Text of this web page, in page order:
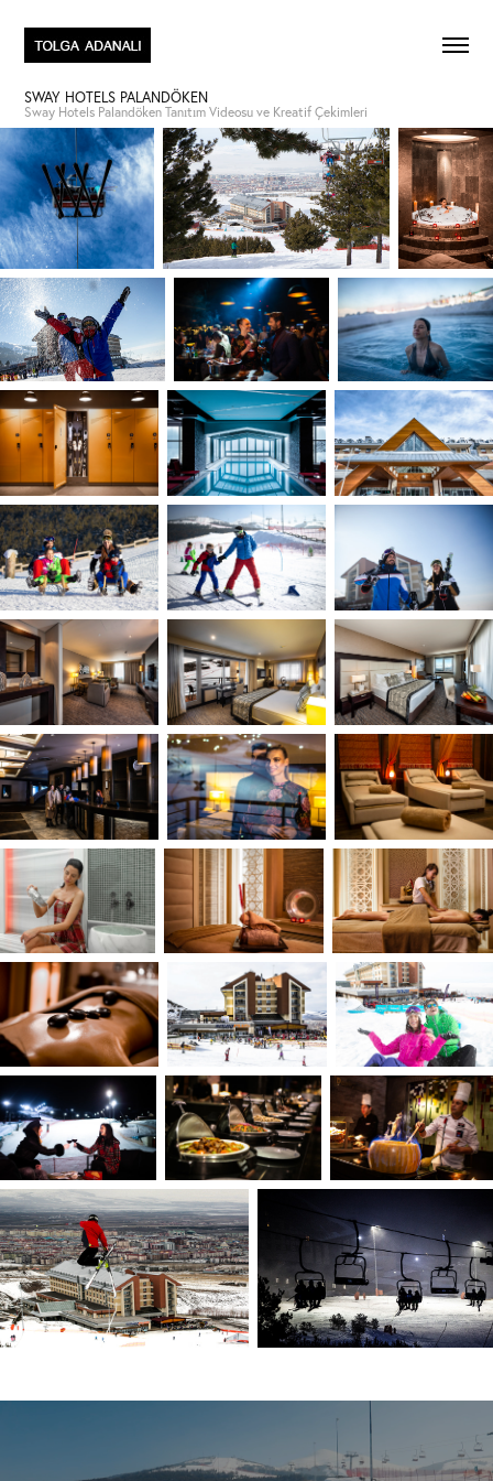
SWAY HOTELS PALANDÖKEN
Sway Hotels Palandöken Tanıtım Videosu ve Kreatif Çekimleri